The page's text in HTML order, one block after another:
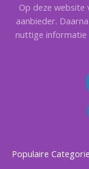
Op deze website
aanbieder.
nuttige informatie
Populaire